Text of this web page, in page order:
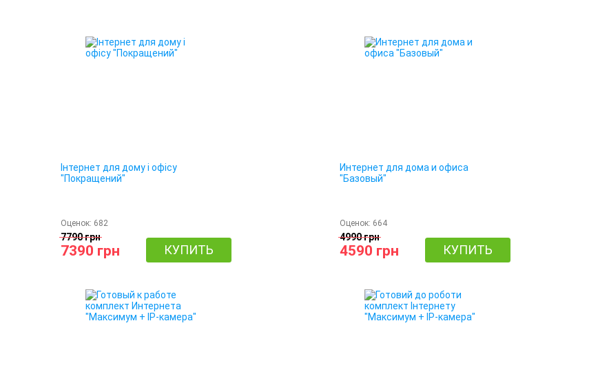
Інтернет для дому і офісу
"Покращений"
Оценок: 682
7790 грн
7390 грн КУПИТЬ
Интернет для дома и офиса
"Базовый"
Оценок: 664
4990 грн
4590 грн КУПИТЬ